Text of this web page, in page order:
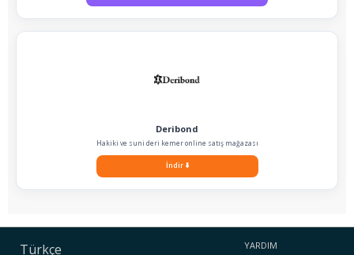
Deribond
Hakiki ve suni deri kemer online satış mağazası
İndir⬇️
Türkçe YARDIM